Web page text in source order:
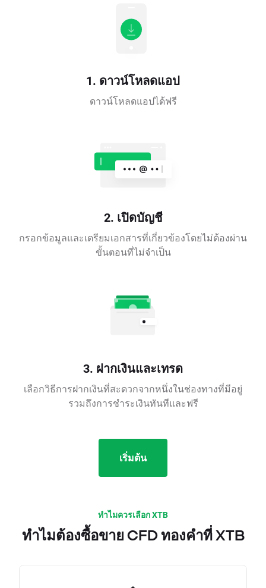
1. ดาวน์โหลดแอป
ดาวน์โหลดแอปได้ฟรี
2. เปิดบัญชี
กรอกข้อมูลและเตรียมเอกสารที่เกี่ยวข้องโดยไม่ต้องผ่าน
ขั้นตอนที่ไม่จำเป็น
3. ฝากเงินและเทรด
เลือกวิธีการฝากเงินที่สะดวกจากหนึ่งในช่องทางที่มีอยู่
รวมถึงการชำระเงินทันทีและฟรี
เริ่มต้น
ทำไมควรเลือก XTB
ทำไมต้องซื้อขาย CFD ทองคำที่ XTB